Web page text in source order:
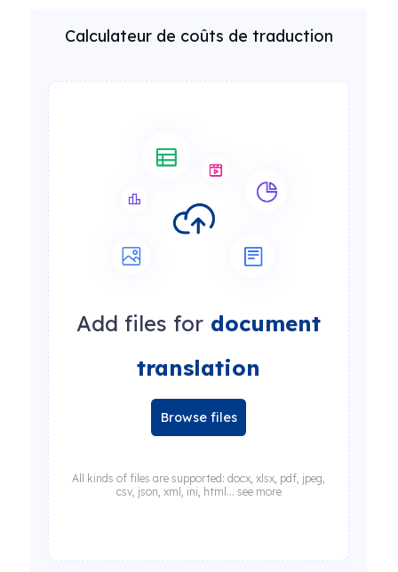
Calculateur de coûts de traduction
Add files for document
translation
Browse files
All kinds of files are supported: docx, xlsx, pdf, jpeg,
csv, json, xml, ini, html... see more